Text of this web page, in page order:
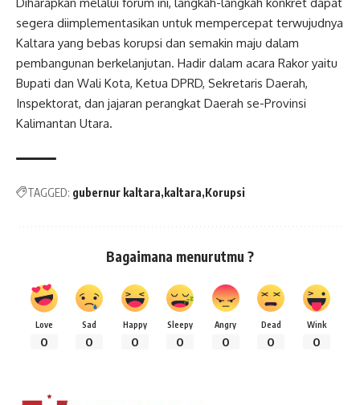
Diharapkan melalui forum ini, langkah-langkah konkret dapat
segera diimplementasikan untuk mempercepat terwujudnya
Kaltara yang bebas korupsi dan semakin maju dalam
pembangunan berkelanjutan. Hadir dalam acara Rakor yaitu
Bupati dan Wali Kota, Ketua DPRD, Sekretaris Daerah,
Inspektorat, dan jajaran perangkat Daerah se-Provinsi
Kalimantan Utara.
TAGGED: gubernur kaltara kaltara Korupsi
Bagaimana menurutmu ?
Love
0
Sad
0
Happy
0
Sleepy
0
Angry
0
Dead
0
Wink
0